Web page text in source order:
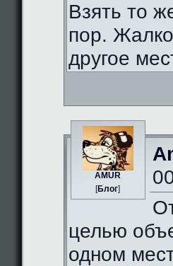
Взять то
пор.
другое
AMUR
[Блог]
целью
одном